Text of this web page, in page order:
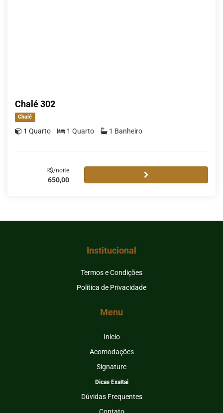
Chalé 302
Chalé
1 Quarto 1 Quarto 1 Banheiro
R$/noite
650,00
Institucional
Termos e Condições
Política de Privacidade
Menu
Início
Acomodações
Signature
Dicas Exaltai
Dúvidas Frequentes